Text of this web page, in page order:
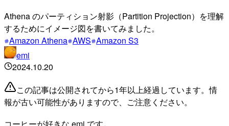
Athena のパーティション射影（Partition Projection）を理解
するためにイメージ図を書いてみました。
Amazon Athena AWS Amazon S3
emi
2024.10.20
この記事は公開されてから1年以上経過しています。情
報が古い可能性がありますので、ご注意ください。
コーヒーが好きな emi です。